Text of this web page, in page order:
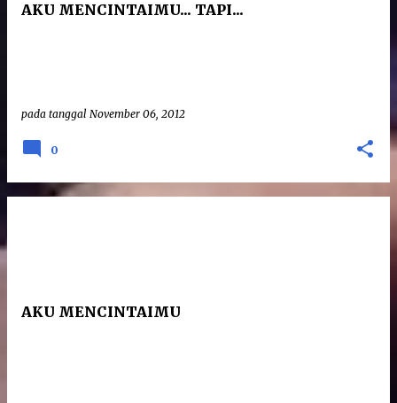
AKU MENCINTAIMU... TAPI...
pada tanggal November 06, 2012
0
AKU MENCINTAIMU